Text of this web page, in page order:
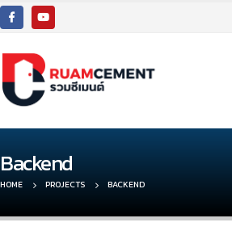
Backend
HOME PROJECTS BACKEND